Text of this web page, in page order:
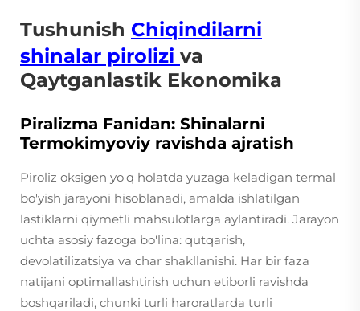
Tushunish Chiqindilarni
shinalar pirolizi va
Qaytganlastik Ekonomika
Piralizma Fanidan: Shinalarni
Termokimyoviy ravishda ajratish
Piroliz oksigen yo'q holatda yuzaga keladigan termal
bo'yish jarayoni hisoblanadi, amalda ishlatilgan
lastiklarni qiymetli mahsulotlarga aylantiradi. Jarayon
uchta asosiy fazoga bo'lina: qutqarish,
devolatilizatsiya va char shakllanishi. Har bir faza
natijani optimallashtirish uchun etiborli ravishda
boshqariladi, chunki turli haroratlarda turli